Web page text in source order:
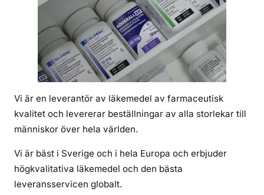
l
i
n
b
e
ä
Vi är en leverantör av läkemedel av farmaceutisk
kvalitet och levererar beställningar av alla storlekar till
människor över hela världen.
Vi är bäst i Sverige och i hela Europa och erbjuder
högkvalitativa läkemedel och den bästa
leveransservicen globalt.